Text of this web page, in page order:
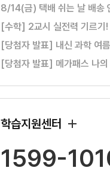
8/14(금) 택배 쉬는 날 배송
[수학] 2교시 실전력 기르기
[당첨자 발표] 내신 과학 여
[당첨자 발표] 메가패스 나
학습지원센터
1599-